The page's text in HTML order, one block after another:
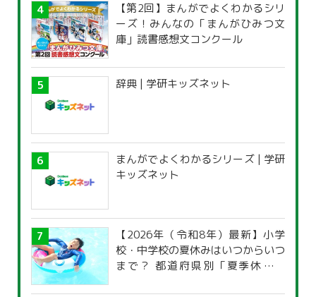
【第2回】まんがでよくわかるシリ
ーズ！みんなの「まんがひみつ文
庫」読書感想文コンクール
辞典 | 学研キッズネット
まんがでよくわかるシリーズ | 学研
キッズネット
【2026年（令和8年）最新】小学
校・中学校の夏休みはいつからいつ
まで？ 都道府県別「夏季休暇一